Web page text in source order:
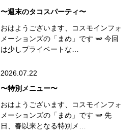
〜週末のタコスパーティ〜
おはようございます、コスモインフォ
メーションズの「まめ」です 🫛 今回
は少しプライベートな…
2026.07.22
〜特別メニュー〜
おはようございます、コスモインフォ
メーションズの「まめ」です 🫛 先
日、春以来となる特別メ…